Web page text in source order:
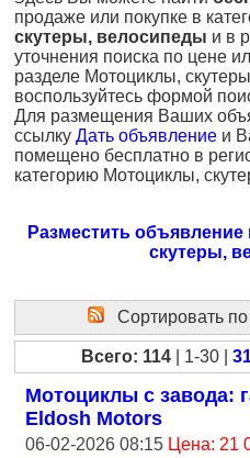
продаже или покупке в
скутеры, велосипеды и в
уточнения поиска по цене
разделе Мотоциклы,
воспользуйтесь формой
Для размещения Ваших
ссылку Дать объявление и
помещено бесплатно в
категорию Мотоциклы,
Разместить
скутеры,
Сортировать по
Всего: 114 | 1-30 |
Мотоциклы с завода:
Eldosh Motors
06-02-2026 08:15 Цена: 21